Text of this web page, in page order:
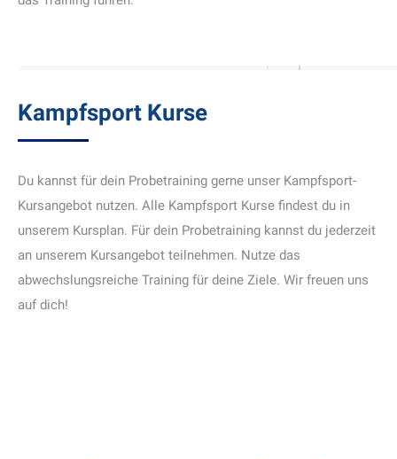
Kampfsport Kurse
Du kannst für dein Probetraining gerne unser Kampfsport-
Kursangebot nutzen. Alle Kampfsport Kurse findest du in
unserem Kursplan. Für dein Probetraining kannst du jederzeit
an unserem Kursangebot teilnehmen. Nutze das
abwechslungsreiche Training für deine Ziele. Wir freuen uns
auf dich!